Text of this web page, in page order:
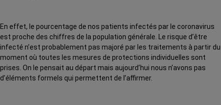
En effet, le pourcentage de nos patients infectés par le coronavirus
est proche des chiffres de la population générale. Le risque d’être
infecté n’est probablement pas majoré par les traitements à partir du
moment où toutes les mesures de protections individuelles sont
prises. On le pensait au départ mais aujourd’hui nous n’avons pas
d’éléments formels qui permettent de l’affirmer.